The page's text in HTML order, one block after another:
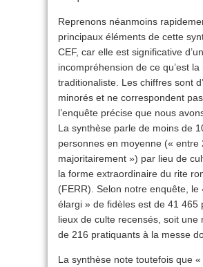
Reprenons néanmoins
principaux éléments de cette
CEF, car elle est significative
incompréhension de ce qu’est
traditionaliste. Les chiffres sont
minorés et ne correspondent
l’enquête précise que nous
La synthèse parle de moins de
personnes en moyenne (« entre
majoritairement ») par lieu de
la forme extraordinaire du rite
(FERR). Selon notre enquête, le
élargi » de fidèles est de 41 465
lieux de culte recensés, soit une
de 216 pratiquants à la messe
La synthèse note toutefois que «